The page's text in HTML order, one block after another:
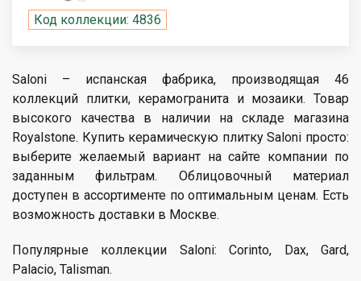
Код коллекции: 4836
Saloni – испанская фабрика, производящая 46
коллекций плитки, керамогранита и мозаики. Товар
высокого качества в наличии на складе магазина
Royalstone. Купить керамическую плитку Saloni просто:
выберите желаемый вариант на сайте компании по
заданным фильтрам. Облицовочный материал
доступен в ассортименте по оптимальным ценам. Есть
возможность доставки в Москве.
Популярные коллекции Saloni: Corinto, Dax, Gard,
Palacio, Talisman.